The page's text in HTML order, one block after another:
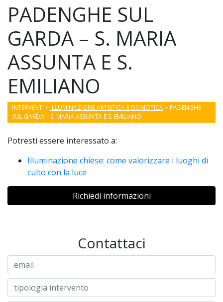
PADENGHE SUL
GARDA – S. MARIA
ASSUNTA E S.
EMILIANO
INTERVENTI >ILLUMINAZIONE ARTISTICA E DOMOTICA > PADENGHE
SUL GARDA – S. MARIA ASSUNTA E S. EMILIANO
Potresti essere interessato a:
Illuminazione chiese: come valorizzare i luoghi di
culto con la luce
Richiedi informazioni
Contattaci